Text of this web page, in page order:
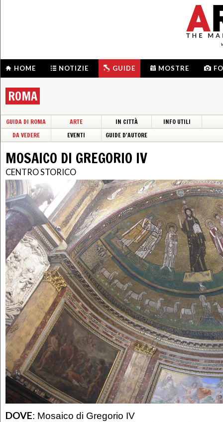
HOME NOTIZIE GUIDE MOSTRE
ROMA
GUIDA DI ROMA ARTE IN CITTÀ
INFO UTILI
DA VEDERE
EVENTI GUIDE D'AUTORE
MOSAICO DI GREGORIO IV
CENTRO STORICO
DOVE: Mosaico di Gregorio IV